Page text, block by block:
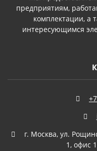
предприятиям,
комплектации, а
интересующимся
г. Москва, ул.
1, офис